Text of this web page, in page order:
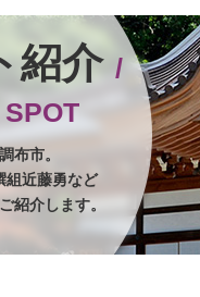
紹介 /
布市。
組近藤勇など
紹介します。